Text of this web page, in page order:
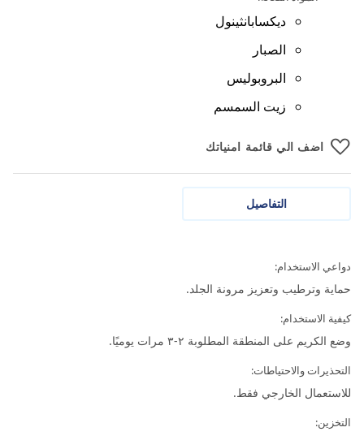
ديكسابانثينول
الصبار
البروبوليس
زيت السمسم
اضف الي قائمة امنياتك
التفاصيل
دواعي الاستخدام:
حماية وترطيب وتعزيز مرونة الجلد.
كيفية الاستخدام:
وضع الكريم على المنطقة المطلوبة ٢-٣ مرات يوميًا.
التحذيرات والاحتياطات:
للاستعمال الخارجي فقط.
التخزين: